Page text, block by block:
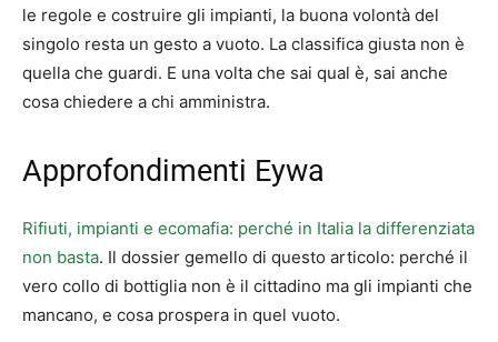
le regole e costruire gli impianti, la buona volontà del
singolo resta un gesto a vuoto. La classifica giusta non è
quella che guardi. E una volta che sai qual è, sai anche
cosa chiedere a chi amministra.
Approfondimenti Eywa
Rifiuti, impianti e ecomafia: perché in Italia la differenziata
non basta. Il dossier gemello di questo articolo: perché il
vero collo di bottiglia non è il cittadino ma gli impianti che
mancano, e cosa prospera in quel vuoto.